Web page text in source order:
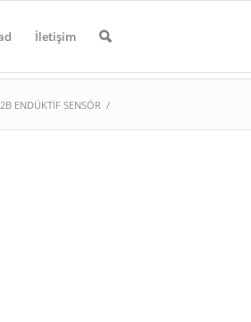
ENDÜKTİF SENSÖR /
İletişim